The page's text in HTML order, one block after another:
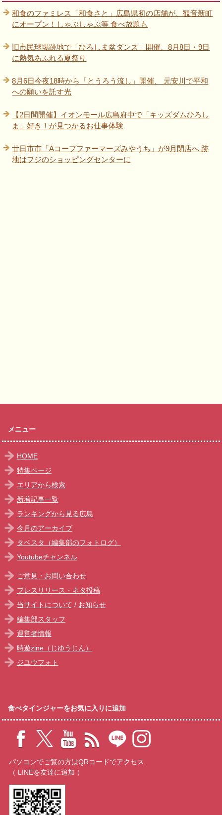
和食のファミレス「和食さと」広島県初の店舗が、観音新町
にオープン！しゃぶしゃぶ等 食べ放題も
旧市民球場跡地で「ひろしま盆ダンス」開催、8月8日・9日
に熱気あふれる夏祭り
8月6日今夜18時から「とうろう流し」開催、 元安川で平和
への願いを託す光
【2日間開催】イオンモール広島府中で「キッズダムひろし
ま」好き！が見つかるお仕事体験
廿日市市「Aコープファーマーズみやうち」が9月閉店へ 跡
地はフジのショッピングセンターに
メニュー
HOME
特集ページ
エリアから検索
新着記事一覧
ランキングから見る広島
今月のアーカイブ
タベスタ（編集部のフォトログ）
Youtubeチャンネル
ご意見・お問い合わせ
プレスリリース・ネタ投稿
当サイトについて / お知らせ
編集部スタッフ
運営者情報
時遊zine（じゆうじん）
ジユウフォト
食べタインジャーをお気に入りに追加
パソコンでご覧の方はQRコードでアクセス
（ LINEを友達に追加 ）